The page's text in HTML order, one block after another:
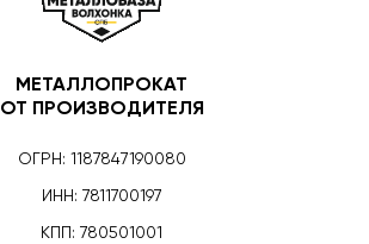
МЕТАЛЛОПРОКАТ
ОТ ПРОИЗВОДИТЕЛЯ
ОГРН: 1187847190080
ИНН: 7811700197
КПП: 780501001